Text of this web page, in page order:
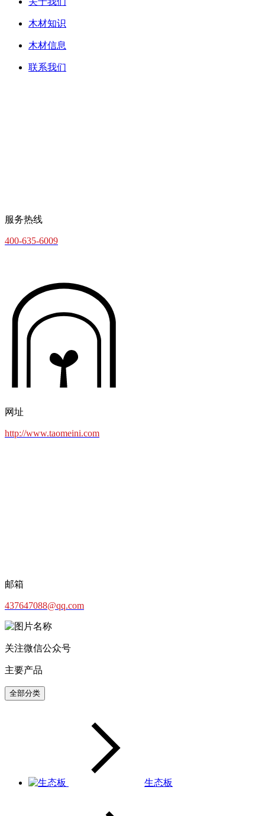
木材知识
木材信息
联系我们
服务热线
400-635-6009
网址
http://www.taomeini.com
邮箱
437647088@qq.com
关注微信公众号
主要产品
全部分类
生态板